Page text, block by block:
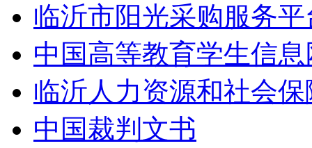
临沂市阳光采购服务平
中国高等教育学生信
临沂人力资源和社会保
中国裁判文书